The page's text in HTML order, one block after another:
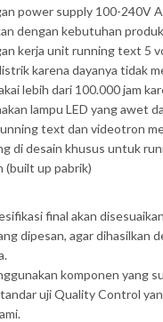
power supply 100-240V
dengan kebutuhan
kerja unit running text 5
karena dayanya tidak
lebih dari 100.000 jam
lampu LED yang awet
text dan videotron
di desain khusus untuk
(built up pabrik)
final akan
dipesan, agar dihasilkan
komponen yang
uji Quality Control